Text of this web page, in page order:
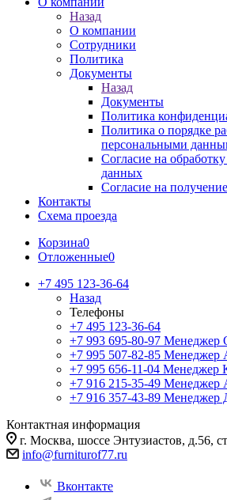
Назад
О компании
Сотрудники
Политика
Документы
Назад
Документы
Политика
Политика о порядке
персональными
Согласие на
данных
Согласие на
Контакты
Схема проезда
Корзина0
Отложенные0
+7 495 123-36-64
Назад
Телефоны
+7 495 123-36-64
+7 993 695-80-97 Менеджер
+7 995 507-82-85 Менеджер
+7 995 656-11-04 Менеджер
+7 916 215-35-49 Менеджер
+7 916 357-43-89 Менеджер
Контактная информация
г. Москва, шоссе Энтузиастов, д.56,
info@furniturof77.ru
Вконтакте